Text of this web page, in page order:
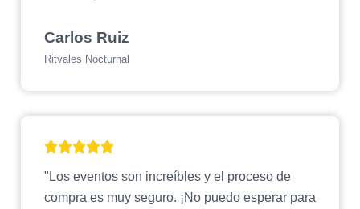
Carlos Ruiz
Ritvales Nocturnal
"Los eventos son increíbles y el proceso de
compra es muy seguro. ¡No puedo esperar para